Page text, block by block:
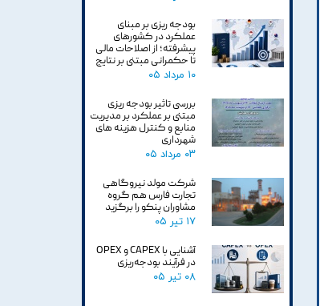
بودجه ریزی بر مبنای
عملکرد در کشورهای
پیشرفته؛ از اصلاحات مالی
تا حکمرانی مبتنی بر نتایج
۱۰ مرداد ۰۵
بررسی تاثیر بودجه ریزی
مبتنی بر عملکرد بر مدیریت
منابع و کنترل هزینه های
شهرداری
۰۳ مرداد ۰۵
شرکت مولد نیروگاهی
تجارت فارس هم گروه
مشاوران پنکو را برگزید
۱۷ تیر ۰۵
آشنایی با CAPEX و OPEX
در فرآیند بودجه‌ریزی
۰۸ تیر ۰۵